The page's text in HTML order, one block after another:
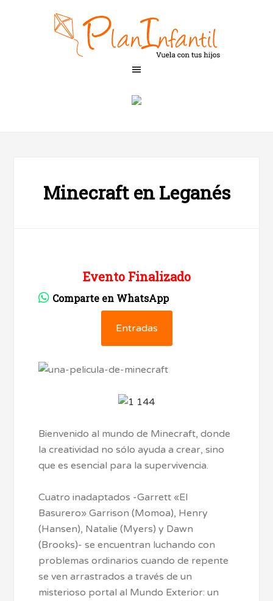
Minecraft en Leganés
Evento Finalizado
Comparte en WhatsApp
Entradas
Bienvenido al mundo de Minecraft, donde
la creatividad no sólo ayuda a crear, sino
que es esencial para la supervivencia.
Cuatro inadaptados -Garrett «El
Basurero» Garrison (Momoa), Henry
(Hansen), Natalie (Myers) y Dawn
(Brooks)- se encuentran luchando con
problemas ordinarios cuando de repente
se ven arrastrados a través de un
misterioso portal al Mundo Exterior: un